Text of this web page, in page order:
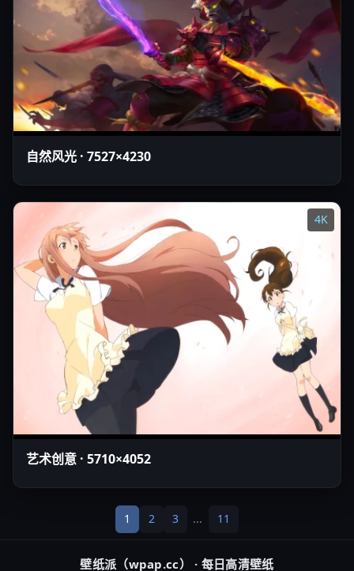
自然风光 · 7527×4230
4K
艺术创意 · 5710×4052
1 2 3 ... 11
壁纸派（wpap.cc） · 每日高清壁纸